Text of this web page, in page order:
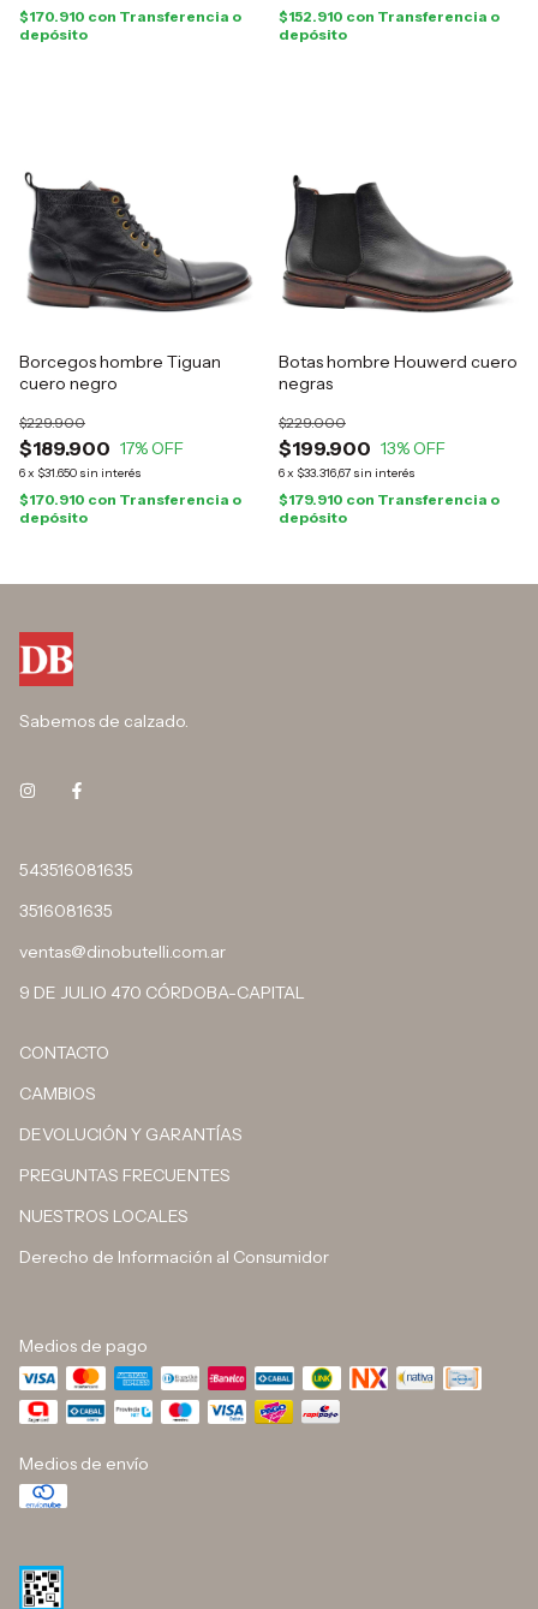
$170.910 con Transferencia o
depósito
$152.910 con Transferencia o
depósito
Borcegos hombre Tiguan
cuero negro
$189.900
$229.900
17% OFF
6x $31.650 sin interés
$170.910 con Transferencia o
depósito
Botas hombre Houwerd cuero
negras
$199.900
$229.000
13% OFF
6x $33.316,67 sin interés
$179.910 con Transferencia o
depósito
Sabemos de calzado.
543516081635
3516081635
ventas@dinobutelli.com.ar
9 DE JULIO 470 CÓRDOBA-CAPITAL
CONTACTO
CAMBIOS
DEVOLUCIÓN Y GARANTÍAS
PREGUNTAS FRECUENTES
NUESTROS LOCALES
Derecho de Información al Consumidor
Medios de pago
Medios de envío